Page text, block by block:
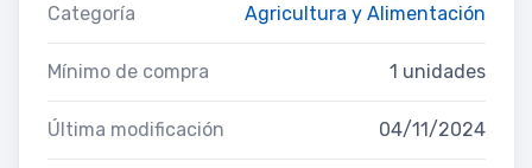
Categoría Agricultura y Alimentación
Mínimo de compra 1 unidades
Última modificación 04/11/2024